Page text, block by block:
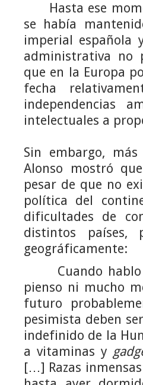
Hasta ese
se había
imperial española
administrativa no
que en la Europa
fecha
independencias
intelectuales a
Sin embargo,
Alonso mostró
pesar de que no
política del
dificultades de
distintos países,
geográficamente:
Cuando hablo
pienso ni mucho
futuro
pesimista deben
indefinido de la
a vitaminas y
[…] Razas